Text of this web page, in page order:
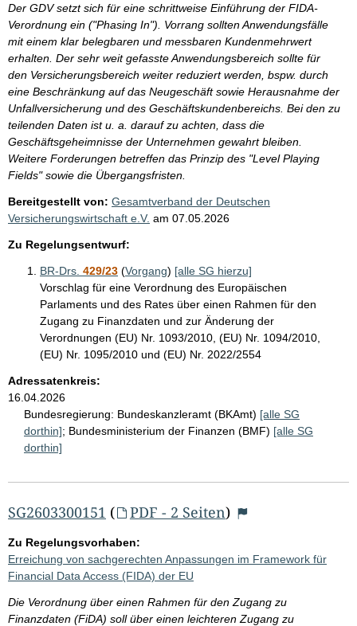
s
e
p
r
o
S
e
i
t
e
Der GDV setzt sich für eine schrittweise Einführung der FIDA-
Verordnung ein ("Phasing In"). Vorrang sollten Anwendungsfälle
mit einem klar belegbaren und messbaren Kundenmehrwert
erhalten. Der sehr weit gefasste Anwendungsbereich sollte für
den Versicherungsbereich weiter reduziert werden, bspw. durch
eine Beschränkung auf das Neugeschäft sowie Herausnahme der
Unfallversicherung und des Geschäftskundenbereichs. Bei den zu
teilenden Daten ist u. a. darauf zu achten, dass die
Geschäftsgeheimnisse der Unternehmen gewahrt bleiben.
Weitere Forderungen betreffen das Prinzip des "Level Playing
Fields" sowie die Übergangsfristen.
Bereitgestellt von: Gesamtverband der Deutschen
Versicherungswirtschaft e.V. am 07.05.2026
Zu Regelungsentwurf:
BR-Drs. 429/23 (Vorgang) [alle SG hierzu]
Vorschlag für eine Verordnung des Europäischen
Parlaments und des Rates über einen Rahmen für den
Zugang zu Finanzdaten und zur Änderung der
Verordnungen (EU) Nr. 1093/2010, (EU) Nr. 1094/2010,
(EU) Nr. 1095/2010 und (EU) Nr. 2022/2554
Adressatenkreis:
16.04.2026
Bundesregierung: Bundeskanzleramt (BKAmt) [alle SG
dorthin]; Bundesministerium der Finanzen (BMF) [alle SG
dorthin]
SG2603300151 ( PDF - 2 Seiten)
Zu Regelungsvorhaben:
Erreichung von sachgerechten Anpassungen im Framework für
Financial Data Access (FIDA) der EU
Die Verordnung über einen Rahmen für den Zugang zu
Finanzdaten (FiDA) soll über einen leichteren Zugang zu